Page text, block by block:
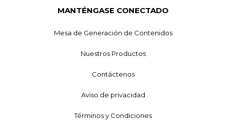
MANTÉNGASE CONECTADO
Mesa de Generación de Contenidos
Nuestros Productos
Contáctenos
Aviso de privacidad
Términos y Condiciones